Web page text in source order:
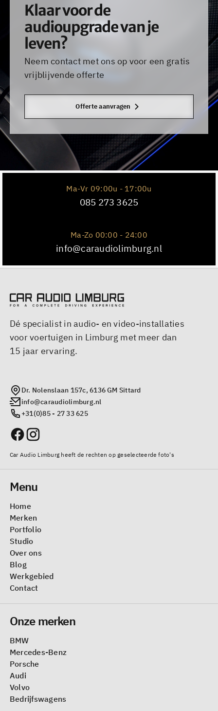
Klaar voor de
audioupgrade van je
leven?
Neem contact met ons op voor een gratis
vrijblijvende offerte
Offerte aanvragen
Ma-Vr 09:00u - 17:00u
085 273 3625
Ma-Zo 00:00 - 24:00
info@caraudiolimburg.nl
Dé specialist in audio- en video-installaties
voor voertuigen in Limburg met meer dan
15 jaar ervaring.
Dr. Nolenslaan 157c, 6136 GM Sittard
info@caraudiolimburg.nl
+31(0)85 - 27 33 625
Car Audio Limburg heeft de rechten op geselecteerde foto's
Menu
Home
Merken
Portfolio
Studio
Over ons
Blog
Werkgebied
Contact
Onze merken
BMW
Mercedes-Benz
Porsche
Audi
Volvo
Bedrijfswagens